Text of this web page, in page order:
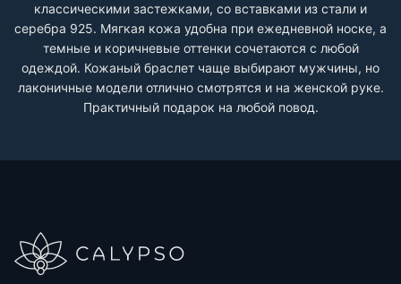
классическими застежками, со вставками из стали и
серебра 925. Мягкая кожа удобна при ежедневной носке, а
темные и коричневые оттенки сочетаются с любой
одеждой. Кожаный браслет чаще выбирают мужчины, но
лаконичные модели отлично смотрятся и на женской руке.
Практичный подарок на любой повод.